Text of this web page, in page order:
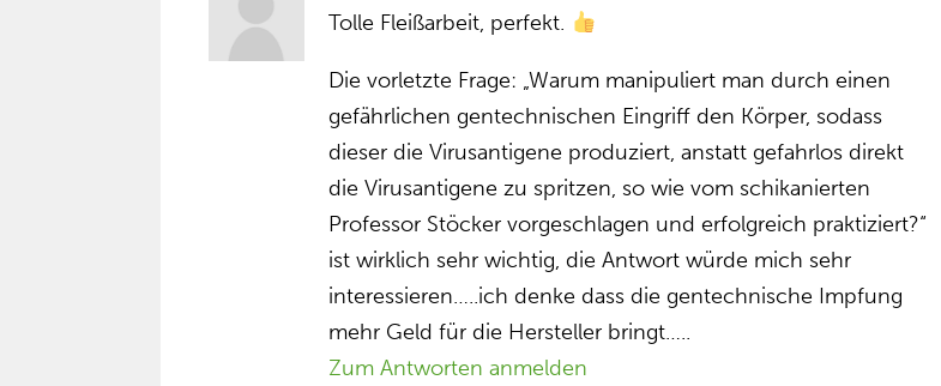
Tolle Fleißarbeit, perfekt.
Die vorletzte Frage: „Warum manipuliert man durch einen
gefährlichen gentechnischen Eingriff den Körper, sodass
dieser die Virusantigene produziert, anstatt gefahrlos direkt
die Virusantigene zu spritzen, so wie vom schikanierten
Professor Stöcker vorgeschlagen und erfolgreich praktiziert?“
ist wirklich sehr wichtig, die Antwort würde mich sehr
interessieren…..ich denke dass die gentechnische Impfung
mehr Geld für die Hersteller bringt…..
Zum Antworten anmelden